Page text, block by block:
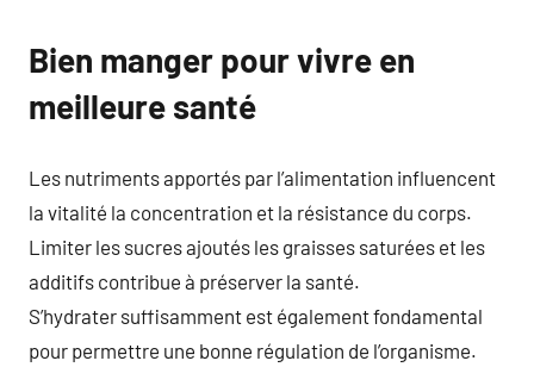
Bien manger pour vivre en
meilleure santé
Les nutriments apportés par l’alimentation influencent
la vitalité la concentration et la résistance du corps.
Limiter les sucres ajoutés les graisses saturées et les
additifs contribue à préserver la santé.
S’hydrater suffisamment est également fondamental
pour permettre une bonne régulation de l’organisme.